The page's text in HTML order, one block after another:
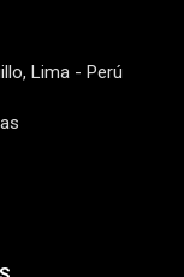
Lima - Perú